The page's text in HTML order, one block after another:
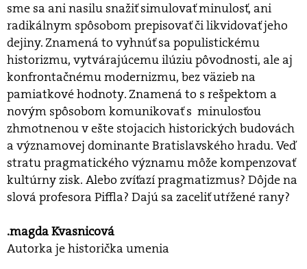
sme sa ani nasilu snažiť simulovať minulosť, ani
radikálnym spôsobom prepisovať či likvidovať jeho
dejiny. Znamená to vyhnúť sa populistickému
historizmu, vytvárajúcemu ilúziu pôvodnosti, ale aj
konfrontačnému modernizmu, bez väzieb na
pamiatkové hodnoty. Znamená to s rešpektom a
novým spôsobom komunikovať s minulosťou
zhmotnenou v ešte stojacich historických budovách
a významovej dominante Bratislavského hradu. Veď
stratu pragmatického významu môže kompenzovať
kultúrny zisk. Alebo zvíťazí pragmatizmus? Dôjde na
slová profesora Piffla? Dajú sa zaceliť utŕžené rany?
.magda Kvasnicová
Autorka je historička umenia